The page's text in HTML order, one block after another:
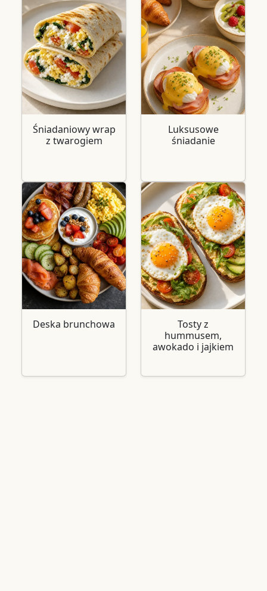
Śniadaniowy wrap
z twarogiem
Luksusowe
śniadanie
Deska brunchowa
Tosty z
hummusem,
awokado i jajkiem